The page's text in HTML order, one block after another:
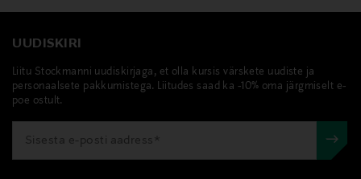
UUDISKIRI
Liitu Stockmanni uudiskirjaga, et olla kursis värskete uudiste ja
personaalsete pakkumistega. Liitudes saad ka -10% oma järgmiselt e-
poe ostult.